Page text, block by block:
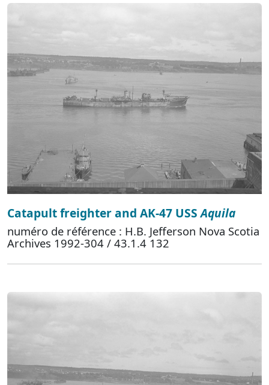
Catapult freighter and AK-47 USSAquila
numéro de référence : H.B. Jefferson Nova Scotia
Archives 1992-304 / 43.1.4 132